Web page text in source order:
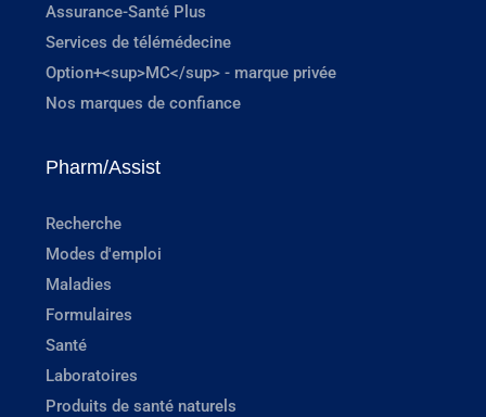
Assurance-Santé Plus
Services de télémédecine
Option+<sup>MC</sup> - marque privée
Nos marques de confiance
Pharm/Assist
Recherche
Modes d'emploi
Maladies
Formulaires
Santé
Laboratoires
Produits de santé naturels